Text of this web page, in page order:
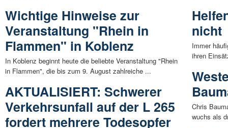
Wichtige Hinweise zur
Veranstaltung "Rhein in
Flammen" in Koblenz
In Koblenz beginnt heute die beliebte Veranstaltung "Rhein
in Flammen", die bis zum 9. August zahlreiche ...
AKTUALISIERT: Schwerer
Verkehrsunfall auf der L 265
fordert mehrere Todesopfer
nicht
Immer
ihren
Chris
wuchs als